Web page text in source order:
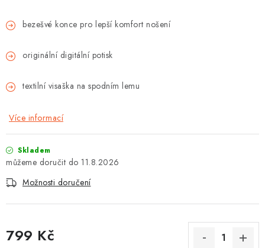
bezešvé konce pro lepší komfort nošení
originální digitální potisk
textilní visaška na spodním lemu
Více informací
Skladem
11.8.2026
Možnosti doručení
799 Kč